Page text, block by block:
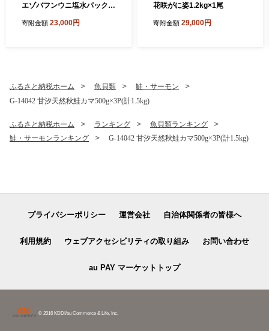
エゾバフンウニ塩水パック9
発送]
寄附金額 23,000円
花咲がに姿1.2kg×1尾
寄附金額 29,000円
ふるさと納税ホーム 魚貝類
鮭・サーモン
G-14042 甘汐天然秋鮭カマ500g×3P(計1.5kg)
ふるさと納税ホーム ランキング
魚貝類ランキング
鮭・サーモンランキング
G-14042 甘汐天然秋鮭カマ500g×3P(計1.5kg)
プライバシーポリシー 運営会社 自治体関係者の皆様へ
利用規約 ウェブアクセシビリティの取り組み お問い合わせ
au PAY マーケットトップ
© 2016 KDDI/au Commerce & Life, Inc.